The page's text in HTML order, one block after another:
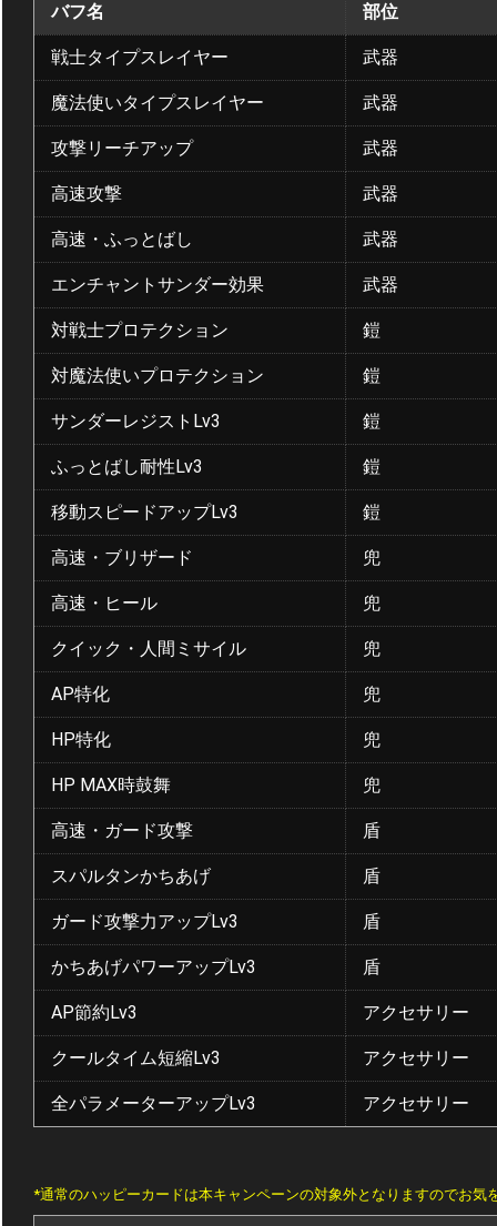
バフ名 部位
戦士タイプスレイヤー 武器
魔法使いタイプスレイヤー 武器
攻撃リーチアップ 武器
高速攻撃 武器
高速・ふっとばし 武器
エンチャントサンダー効果 武器
対戦士プロテクション 鎧
対魔法使いプロテクション 鎧
サンダーレジストLv3 鎧
ふっとばし耐性Lv3 鎧
移動スピードアップLv3 鎧
高速・ブリザード 兜
高速・ヒール 兜
クイック・人間ミサイル 兜
AP特化 兜
HP特化 兜
HP MAX時鼓舞 兜
高速・ガード攻撃 盾
スパルタンかちあげ 盾
ガード攻撃力アップLv3 盾
かちあげパワーアップLv3 盾
AP節約Lv3 アクセサリー
クールタイム短縮Lv3 アクセサリー
全パラメーターアップLv3 アクセサリー
*通常のハッピーカードは本キャンペーンの対象外となりますのでお気